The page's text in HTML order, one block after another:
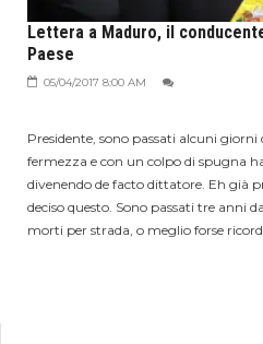
Lettera a Maduro, il
Paese
05/04/2017 8:00 AM
Presidente, sono passati alcuni
fermezza e con un colpo di spugna
divenendo de facto dittatore. Eh già
deciso questo. Sono passati tre anni
morti per strada, o meglio forse